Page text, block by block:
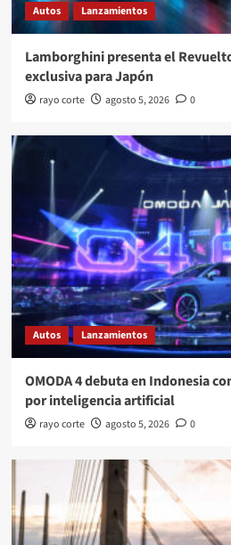
Autos Lanzamientos
Lamborghini presenta el
exclusiva para Japón
rayo corte agosto 5, 2026 0
Autos Lanzamientos
OMODA 4 debuta en Indonesia
por inteligencia artificial
rayo corte agosto 5, 2026 0